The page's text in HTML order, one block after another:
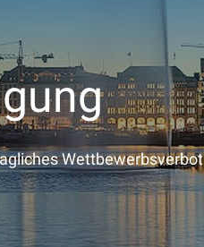
Wettbewerbsverbot